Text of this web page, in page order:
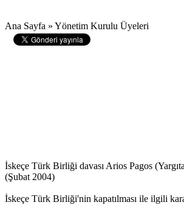
Ana Sayfa » Yönetim Kurulu Üyeleri
İskeçe Türk Birliği davası Arios Pagos
(Şubat 2004)
İskeçe Türk Birliği'nin kapatılması ile ilgili